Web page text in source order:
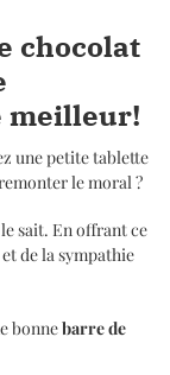
chocolat
meilleur!
une petite tablette
le moral ?
sait. En offrant ce
de la sympathie
bonnebarre de